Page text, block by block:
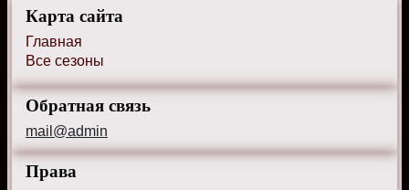
Карта сайта
Главная
Все сезоны
Обратная связь
mail@admin
Права